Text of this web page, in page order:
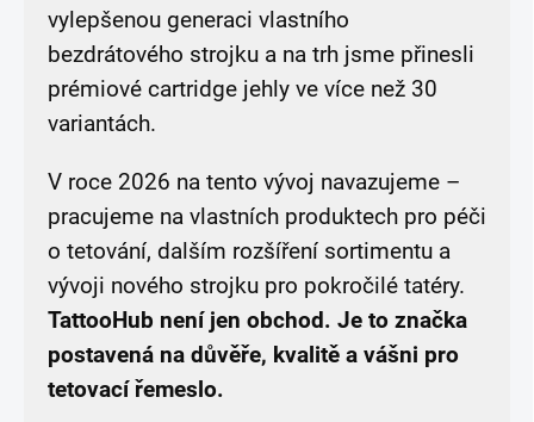
vylepšenou generaci vlastního
bezdrátového strojku a na trh jsme přinesli
prémiové cartridge jehly ve více než 30
variantách.
V roce 2026 na tento vývoj navazujeme –
pracujeme na vlastních produktech pro péči
o tetování, dalším rozšíření sortimentu a
vývoji nového strojku pro pokročilé tatéry.
TattooHub není jen obchod. Je to značka
postavená na důvěře, kvalitě a vášni pro
tetovací řemeslo.